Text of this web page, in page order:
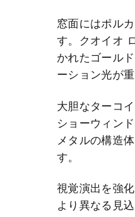
窓面にはポル
す。クオイオ
かれたゴール
ーション光が
大胆なターコ
ショーウィン
メタルの構造
す。
視覚演出を強
より異なる見